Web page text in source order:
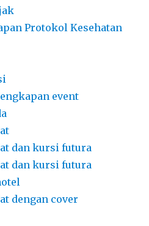
Protokol Kesehatan
event
dan kursi futura
dan kursi futura
dengan cover